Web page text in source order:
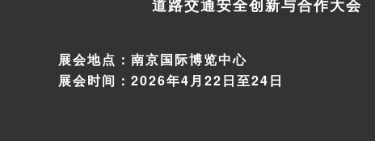
道路交通安全创新与合作大会
展会地点：南京国际博览中心
展会时间：2026年4月22日至24日